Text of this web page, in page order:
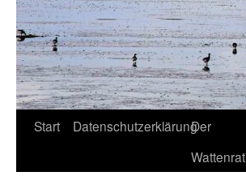
Start DatenschutzerklärungDer
Wattenrat